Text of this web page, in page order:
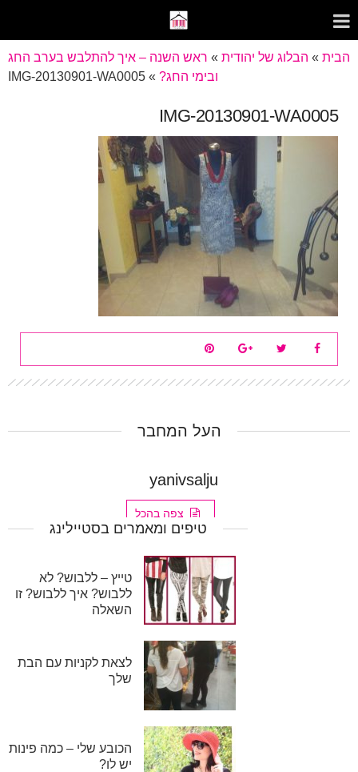
הבית » הבלוג של יהודית » ראש השנה – איך להתלבש בערב החג
ובימי החג? »
IMG-20130901-WA0005
IMG-20130901-WA0005
העל המחבר
yanivsalju
צפה בהכל
טיפים ומאמרים בסטיילינג
טייץ – ללבוש? לא
ללבוש? איך ללבוש? זו
השאלה
לצאת לקניות עם הבת
שלך
הכובע שלי – כמה פינות
יש לו?